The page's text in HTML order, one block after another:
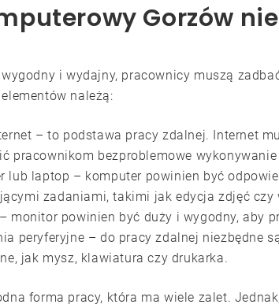
Gorzów
i wydajny, pracownicy muszą
należą:
– to podstawa pracy zdalnej. Internet
pracownikom bezproblemowe
lub laptop – komputer powinien być
zadaniami, takimi jak edycja zdjęć czy
monitor powinien być duży i wygodny, aby
peryferyjne – do pracy zdalnej niezbędne
jak mysz, klawiatura czy drukarka.
forma pracy, która ma wiele zalet.